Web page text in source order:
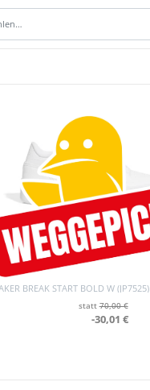
BREAK START BOLD W (JP7525)
statt70,00 €
-30,01 €